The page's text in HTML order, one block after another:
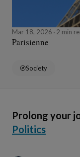
Mar 18, 2026 2 min
Parisienne
Society
Prolong your
Politics